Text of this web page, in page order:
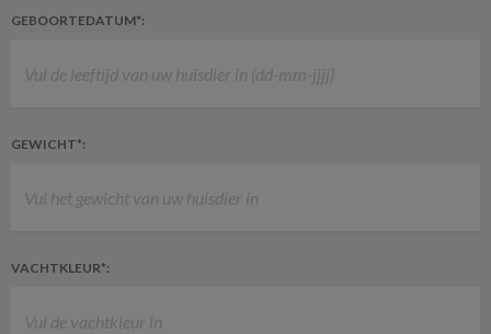
GEBOORTEDATUM*:
GEWICHT*:
VACHTKLEUR*: